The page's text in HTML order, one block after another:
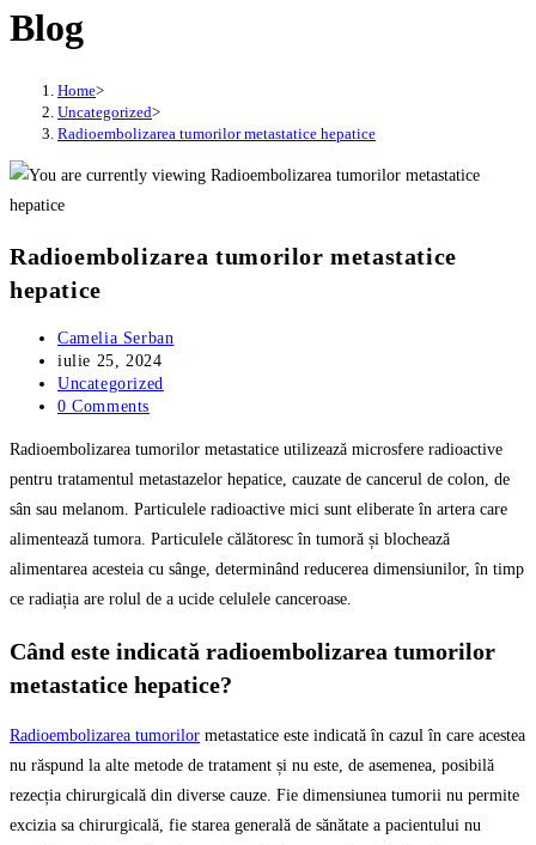
Blog
Home>
Uncategorized>
Radioembolizarea tumorilor metastatice hepatice
Radioembolizarea tumorilor metastatice
hepatice
Post
author:
Camelia Serban
Post
published:
iulie 25, 2024
Post
category:
Uncategorized
Post
0 Comments
Radioembolizarea tumorilor metastatice utilizează microsfere radioactive
pentru tratamentul metastazelor hepatice, cauzate de cancerul de colon, de
sân sau melanom. Particulele radioactive mici sunt eliberate în artera care
alimentează tumora. Particulele călătoresc în tumoră și blochează
alimentarea acesteia cu sânge, determinând reducerea dimensiunilor, în timp
ce radiația are rolul de a ucide celulele canceroase.
Când este indicată radioembolizarea tumorilor
metastatice hepatice?
Radioembolizarea tumorilor metastatice este indicată în cazul în care acestea
nu răspund la alte metode de tratament și nu este, de asemenea, posibilă
rezecția chirurgicală din diverse cauze. Fie dimensiunea tumorii nu permite
excizia sa chirurgicală, fie starea generală de sănătate a pacientului nu